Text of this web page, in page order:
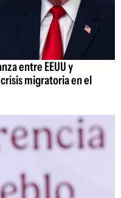
entre EEUU y
migratoria en el